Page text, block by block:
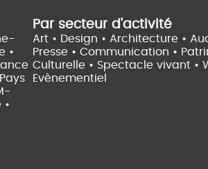
•
Pays
•
Par secteur d'activité
Art • Design • Architecture •
Presse • Communication •
Culturelle • Spectacle vivant •
Evènementiel